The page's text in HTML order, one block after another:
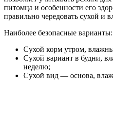
питомца и особенности его
правильно чередовать сухой и
Наиболее безопасные варианты:
Сухой корм утром,
Сухой вариант в будни,
неделю;
Сухой вид — основа,